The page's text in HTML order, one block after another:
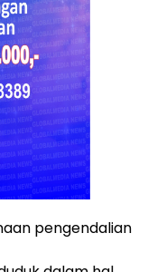
pengendalian